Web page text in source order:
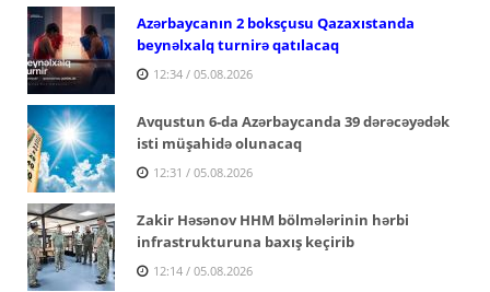
Azərbaycanın 2 boksçusu Qazaxıstanda
beynəlxalq turnirə qatılacaq
12:34 / 05.08.2026
Avqustun 6-da Azərbaycanda 39 dərəcəyədək
isti müşahidə olunacaq
12:31 / 05.08.2026
Zakir Həsənov HHM bölmələrinin hərbi
infrastrukturuna baxış keçirib
12:14 / 05.08.2026